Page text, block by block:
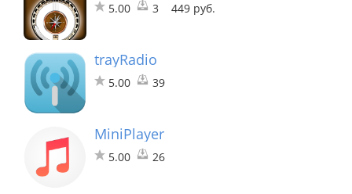
5.00 3 449 руб.
trayRadio
5.00 39
MiniPlayer
5.00 26